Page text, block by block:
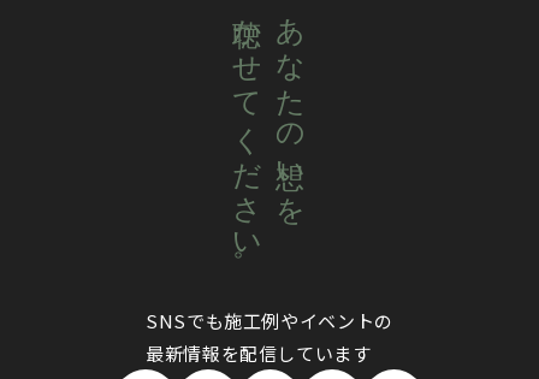
あなたの想いを
聴かせてください。
SNSでも施工例やイベントの
最新情報を配信しています